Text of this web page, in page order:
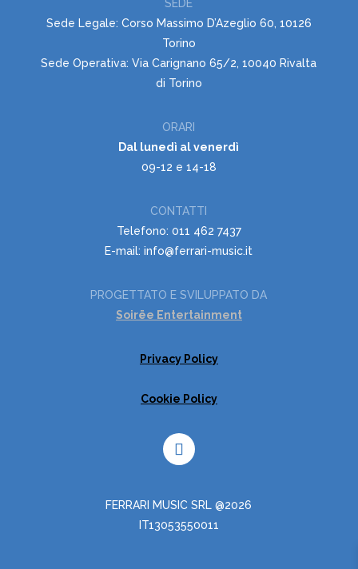
SEDE
Sede Legale: Corso Massimo D’Azeglio 60, 10126
Torino
Sede Operativa: Via Carignano 65/2, 10040 Rivalta
di Torino
ORARI
Dal lunedì al venerdì
09-12 e 14-18
CONTATTI
Telefono: 011 462 7437
E-mail: info@ferrari-music.it
PROGETTATO E SVILUPPATO DA
Soirëe Entertainment
Privacy Policy
Cookie Policy
FERRARI MUSIC SRL @2026
IT13053550011